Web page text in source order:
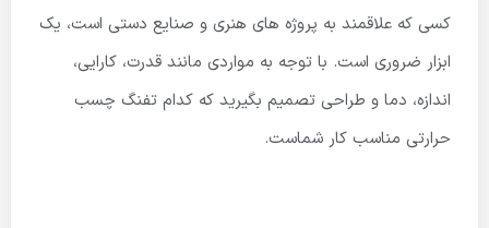
کسی که علاقمند به پروژه های هنری و صنایع دستی است، یک
ابزار ضروری است. با توجه به مواردی مانند قدرت، کارایی،
اندازه، دما و طراحی تصمیم بگیرید که کدام تفنگ چسب
حرارتی مناسب کار شماست.